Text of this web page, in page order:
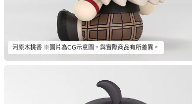
河原木桃香 ※圖片為CG示意圖，與實際商品有所差異。